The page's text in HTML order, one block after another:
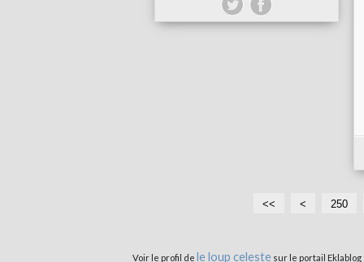
<< <
2
2
2
2
2
250
Voir le profil de le loup celeste sur le portail Eklablog